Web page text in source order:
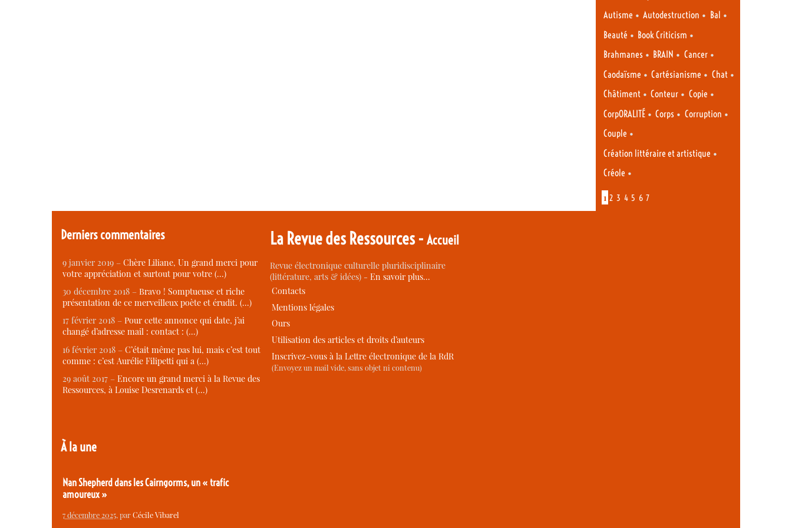
Autisme • Autodestruction • Bal •
Beauté • Book Criticism •
Brahmanes • BRAIN • Cancer•
Caodaïsme • Cartésianisme • Chat•
Châtiment • Conteur • Copie •
CorpORALITÉ • Corps • Corruption •
Couple •
Création littéraire et artistique •
Créole •
1 2 3 4 5 6 7
Derniers commentaires
9 janvier 2019 – Chère Liliane, Un grand merci pour
votre appréciation et surtout pour votre (…)
30 décembre 2018 – Bravo ! Somptueuse et riche
présentation de ce merveilleux poète et érudit. (…)
17 février 2018 – Pour cette annonce qui date, j’ai
changé d’adresse mail : contact : (…)
16 février 2018 – C’était même pas lui, mais c’est tout
comme : c’est Aurélie Filipetti qui a (…)
29 août 2017 – Encore un grand merci à la Revue des
Ressources, à Louise Desrenards et (…)
À la une
Nan Shepherd dans les Cairngorms, un « trafic
amoureux »
7 décembre 2025, parCécile Vibarel
La Revue des Ressources -Accueil
Revue électronique culturelle pluridisciplinaire
(littérature, arts & idées) -En savoir plus…
Contacts
Mentions légales
Ours
Utilisation des articles et droits d’auteurs
Inscrivez-vous à la Lettre électronique de la RdR
(Envoyez un mail vide, sans objet ni contenu)